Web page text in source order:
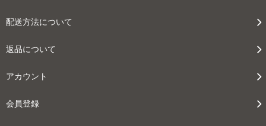
配送方法について
返品について
アカウント
会員登録